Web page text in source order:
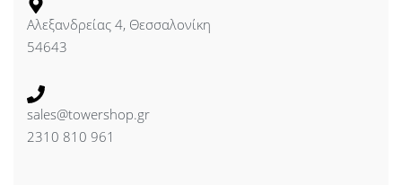
Αλεξανδρείας 4, Θεσσαλονίκη
54643
sales@towershop.gr
2310 810 961